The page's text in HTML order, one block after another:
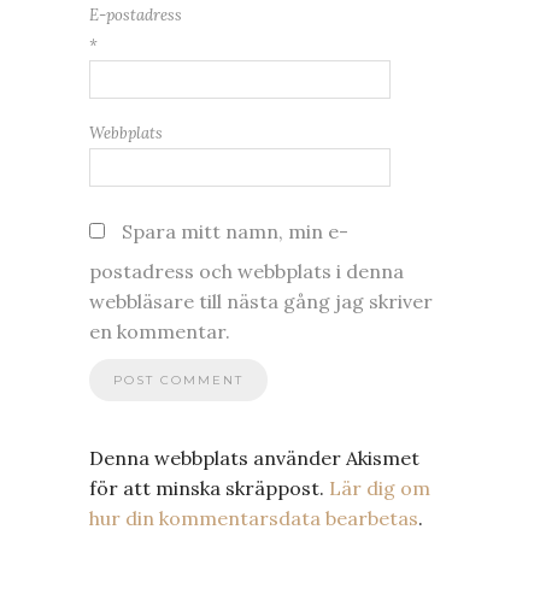
E-postadress
*
Webbplats
Spara mitt namn, min e-
postadress och webbplats i denna
webbläsare till nästa gång jag skriver
en kommentar.
Denna webbplats använder Akismet
för att minska skräppost. Lär dig om
hur din kommentarsdata bearbetas.